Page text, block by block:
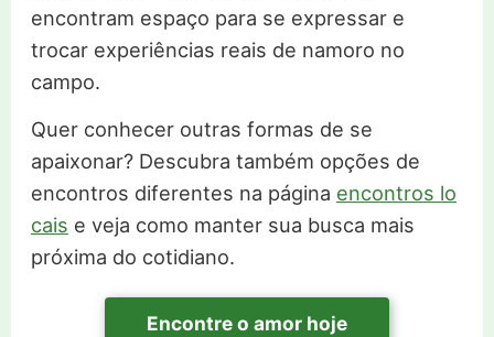
encontram espaço para se expressar e
trocar experiências reais de namoro no
campo.
Quer conhecer outras formas de se
apaixonar? Descubra também opções de
encontros diferentes na página encontros lo
cais e veja como manter sua busca mais
próxima do cotidiano.
Encontre o amor hoje